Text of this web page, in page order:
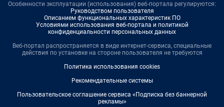
Особенности эксплуатации (использования) веб-портала регулируются:
Руководством пользователя
Описанием функциональных характеристик ПО
Условиями использования веб-портала и политикой
конфиденциальности персональных данных
Веб-портал распространяется в виде интернет-сервиса, специальные
действия по установке на стороне пользователя не требуются
Политика использования cookies
Рекомендательные системы
Пользовательское соглашение сервиса «Подписка без баннерной
рекламы»